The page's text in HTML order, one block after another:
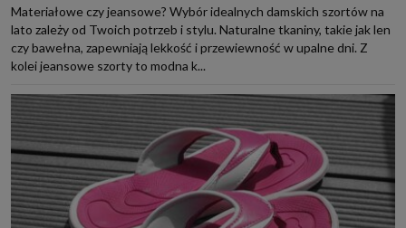
Materiałowe czy jeansowe? Wybór idealnych damskich szortów na
lato zależy od Twoich potrzeb i stylu. Naturalne tkaniny, takie jak len
czy bawełna, zapewniają lekkość i przewiewność w upalne dni. Z
kolei jeansowe szorty to modna k...